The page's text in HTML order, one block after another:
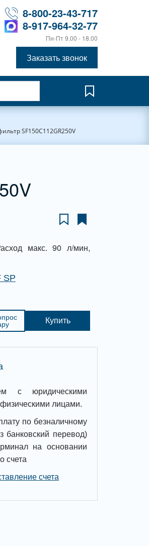
8-800-23-43-717
8-917-964-32-77
Пн-Пт 9.00 - 18.00
Заказать звонок
SF150C112GR250V
макс. 90 л/мин,
SP
Купить
с юридическими
лицами.
по безналичному
банковский перевод)
на основании
счета
счета